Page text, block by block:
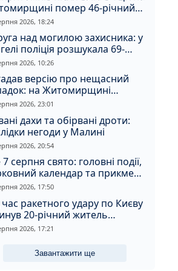
помер 46-річний
2026, 18:24
над могилою захисника: у
поліція розшукала 69-
зловмисника
2026, 10:26
версію про нещасний
на Житомирщині
чоловіка за вбивство
2026, 23:01
дахи та обірвані дроти:
негоди у Малині
2026, 20:54
серпня свято: головні події,
календар та прикмети
2026, 17:50
час ракетного удару по Києву
20-річний житель
2026, 17:21
Завантажити ще